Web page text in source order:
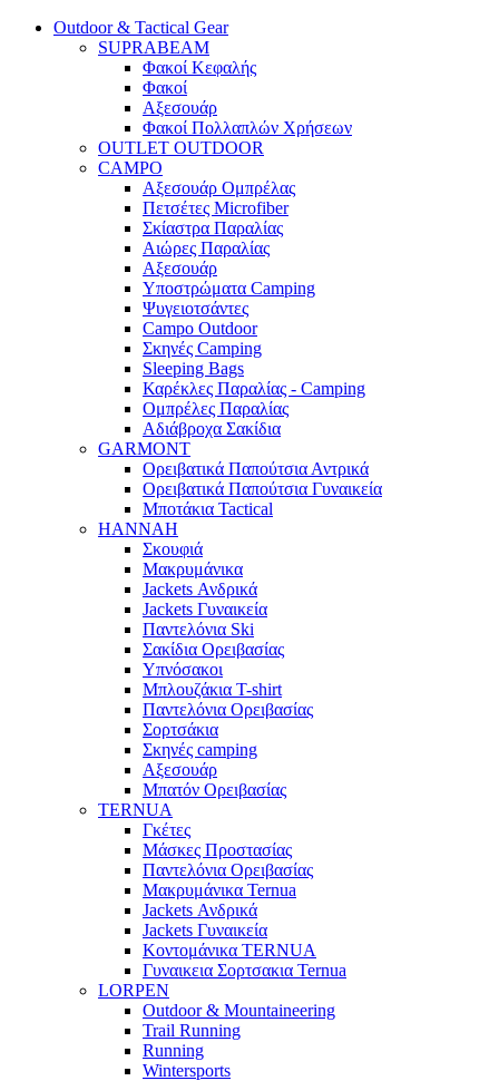
Outdoor & Tactical Gear
SUPRABEAM
Φακοί Κεφαλής
Φακοί
Αξεσουάρ
Φακοί Πολλαπλών Χρήσεων
OUTLET OUTDOOR
CAMPO
Αξεσουάρ Ομπρέλας
Πετσέτες Microfiber
Σκίαστρα Παραλίας
Αιώρες Παραλίας
Αξεσουάρ
Υποστρώματα Camping
Ψυγειοτσάντες
Campo Outdoor
Σκηνές Camping
Sleeping Bags
Καρέκλες Παραλίας - Camping
Ομπρέλες Παραλίας
Αδιάβροχα Σακίδια
GARMONT
Ορειβατικά Παπούτσια Αντρικά
Ορειβατικά Παπούτσια Γυναικεία
Μποτάκια Tactical
HANNAH
Σκουφιά
Μακρυμάνικα
Jackets Ανδρικά
Jackets Γυναικεία
Παντελόνια Ski
Σακίδια Ορειβασίας
Υπνόσακοι
Μπλουζάκια T-shirt
Παντελόνια Ορειβασίας
Σορτσάκια
Σκηνές camping
Αξεσουάρ
Μπατόν Ορειβασίας
TERNUA
Γκέτες
Μάσκες Προστασίας
Παντελόνια Ορειβασίας
Μακρυμάνικα Ternua
Jackets Ανδρικά
Jackets Γυναικεία
Κοντομάνικα TERNUA
Γυναικεια Σορτσακια Ternua
LORPEN
Outdoor & Mountaineering
Trail Running
Running
Wintersports